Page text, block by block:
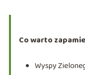
Co warto
Wyspy